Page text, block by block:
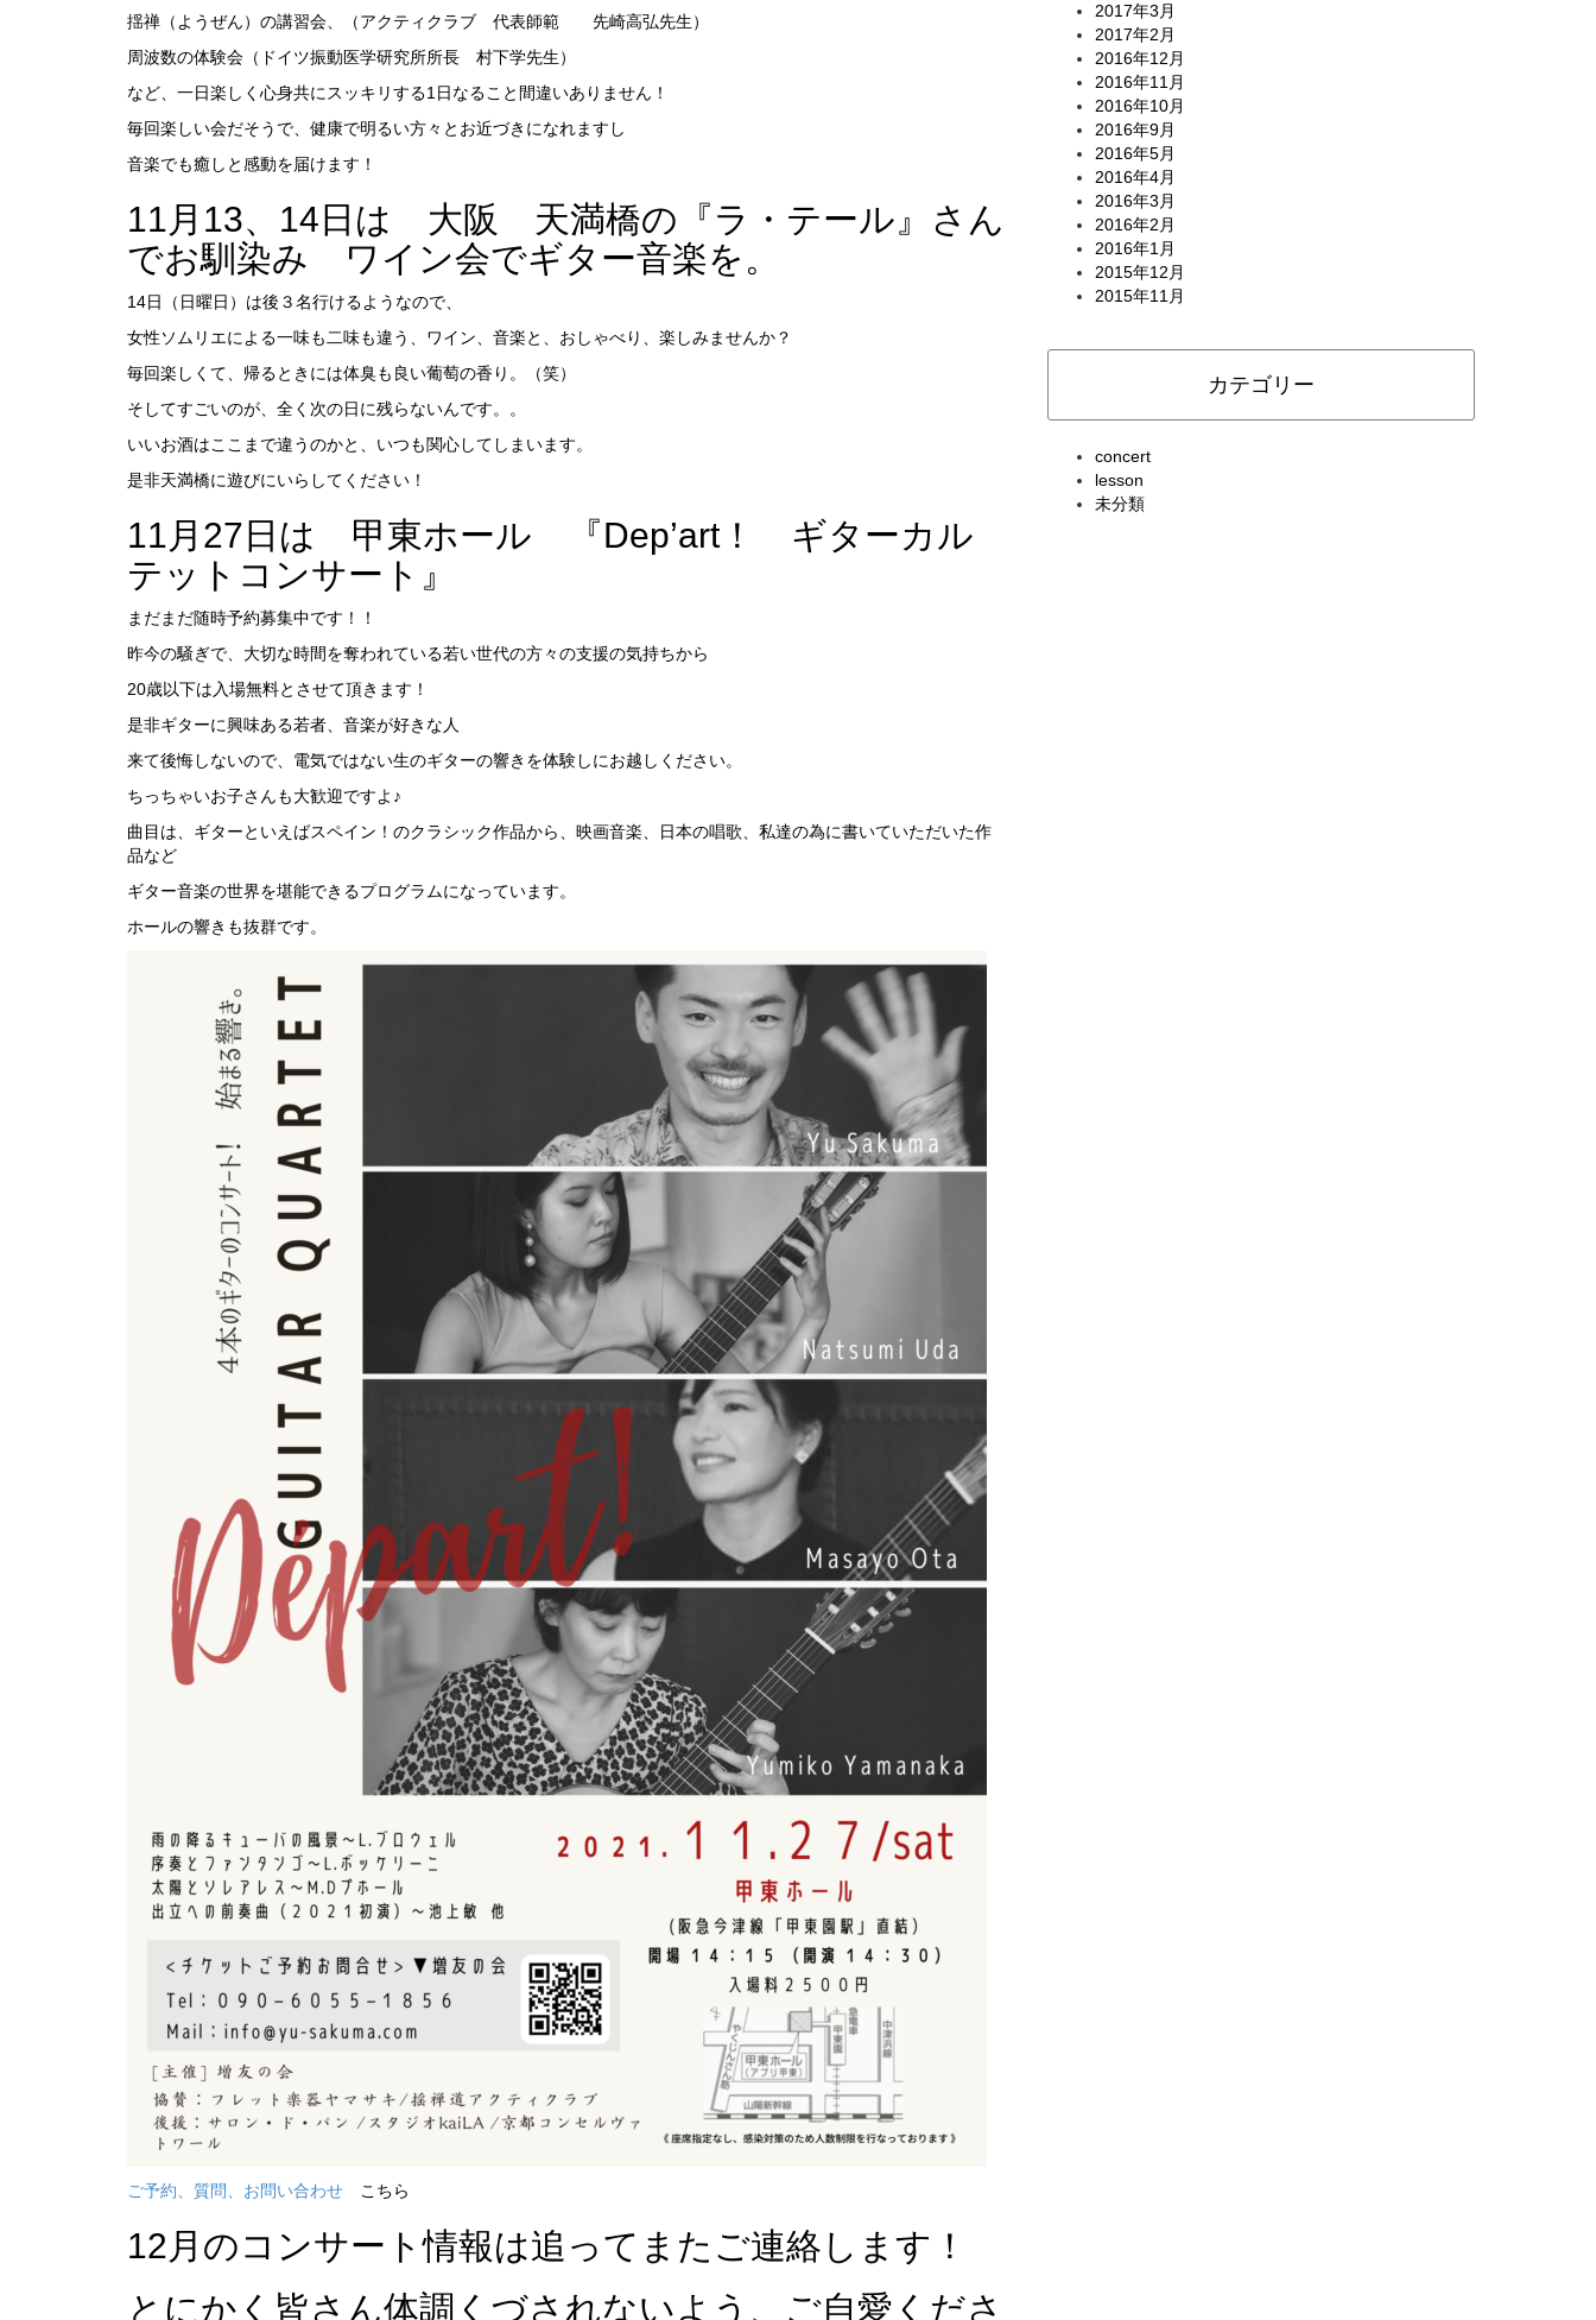
揺禅（ようぜん）の講習会、（アクティクラブ 代表師範 先崎高弘先生）
周波数の体験会（ドイツ振動医学研究所所長 村下学先生）
など、一日楽しく心身共にスッキリする1日なること間違いありません！
毎回楽しい会だそうで、健康で明るい方々とお近づきになれますし
音楽でも癒しと感動を届けます！
11月13、14日は 大阪 天満橋の『ラ・テール』さん
でお馴染み ワイン会でギター音楽を。
14日（日曜日）は後３名行けるようなので、
女性ソムリエによる一味も二味も違う、ワイン、音楽と、おしゃべり、楽しみませんか？
毎回楽しくて、帰るときには体臭も良い葡萄の香り。（笑）
そしてすごいのが、全く次の日に残らないんです。。
いいお酒はここまで違うのかと、いつも関心してしまいます。
是非天満橋に遊びにいらしてください！
11月27日は 甲東ホール 『Dep’art！ ギターカル
テットコンサート』
まだまだ随時予約募集中です！！
昨今の騒ぎで、大切な時間を奪われている若い世代の方々の支援の気持ちから
20歳以下は入場無料とさせて頂きます！
是非ギターに興味ある若者、音楽が好きな人
来て後悔しないので、電気ではない生のギターの響きを体験しにお越しください。
ちっちゃいお子さんも大歓迎ですよ♪
曲目は、ギターといえばスペイン！のクラシック作品から、映画音楽、日本の唱歌、私達の為に書いていただいた作
品など
ギター音楽の世界を堪能できるプログラムになっています。
ホールの響きも抜群です。
ご予約、質問、お問い合わせ こちら
12月のコンサート情報は追ってまたご連絡します！
とにかく皆さん体調くづされないよう、ご自愛くださ
2017年3月
2017年2月
2016年12月
2016年11月
2016年10月
2016年9月
2016年5月
2016年4月
2016年3月
2016年2月
2016年1月
2015年12月
2015年11月
カテゴリー
concert
lesson
未分類